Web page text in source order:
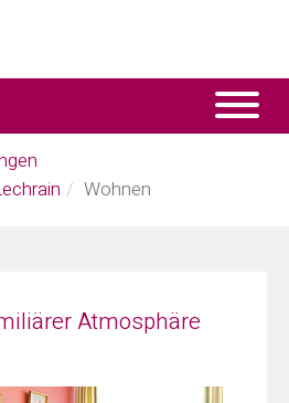
Wohnen
Atmosphäre